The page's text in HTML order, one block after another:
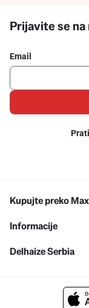
Prijavite se
Email
Kupujte preko
Informacije
Delhaize Serbia